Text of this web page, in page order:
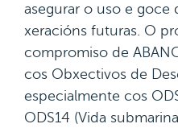
asegurar o uso e goce
xeracións futuras. O
compromiso de
cos Obxectivos de
especialmente cos
ODS14 (Vida